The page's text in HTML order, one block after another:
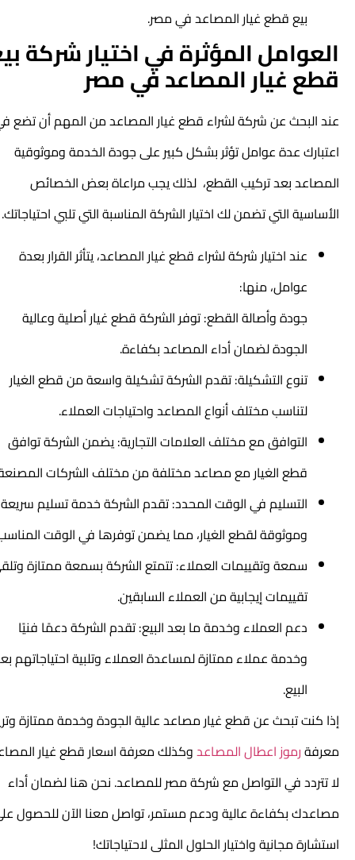
بيع قطع غيار المصاعد في مصر.
العوامل المؤثرة في اختيار شركة بيع
قطع غيار المصاعد في مصر
عند البحث عن شركة لشراء قطع غيار المصاعد من المهم أن تضع في
اعتبارك عدة عوامل تؤثر بشكل كبير على جودة الخدمة وموثوقية
المصاعد بعد تركيب القطع، لذلك يجب مراعاة بعض الخصائص
الأساسية التي تضمن لك اختيار الشركة المناسبة التي تلبي احتياجاتك.
عند اختيار شركة لشراء قطع غيار المصاعد، يتأثر القرار بعدة
عوامل، منها:
جودة وأصالة القطع: توفر الشركة قطع غيار أصلية وعالية
الجودة لضمان أداء المصاعد بكفاءة.
تنوع التشكيلة: تقدم الشركة تشكيلة واسعة من قطع الغيار
لتناسب مختلف أنواع المصاعد واحتياجات العملاء.
التوافق مع مختلف العلامات التجارية: يضمن الشركة توافق
قطع الغيار مع مصاعد مختلفة من مختلف الشركات المصنعة.
التسليم في الوقت المحدد: تقدم الشركة خدمة تسليم سريعة
وموثوقة لقطع الغيار، مما يضمن توفرها في الوقت المناسب.
سمعة وتقييمات العملاء: تتمتع الشركة بسمعة ممتازة وتلقى
تقييمات إيجابية من العملاء السابقين.
دعم العملاء وخدمة ما بعد البيع: تقدم الشركة دعمًا فنيًا
وخدمة عملاء ممتازة لمساعدة العملاء وتلبية احتياجاتهم بعد
البيع.
إذا كنت تبحث عن قطع غيار مصاعد عالية الجودة وخدمة ممتازة وتريد
معرفةرموز اعطال المصاعدوكذلك معرفة اسعار قطع غيار المصاعد،
لا تتردد في التواصل مع شركة مصر للمصاعد. نحن هنا لضمان أداء
مصاعدك بكفاءة عالية ودعم مستمر، تواصل معنا الآن للحصول على
استشارة مجانية واختيار الحلول المثلى لاحتياجاتك!